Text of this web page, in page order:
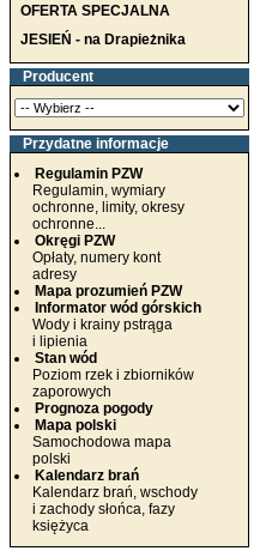
OFERTA SPECJALNA
JESIEŃ - na Drapieżnika
Producent
Przydatne informacje
Regulamin PZW
Regulamin, wymiary
ochronne, limity, okresy
ochronne...
Okręgi PZW
Opłaty, numery kont
adresy
Mapa prozumień PZW
Informator wód górskich
Wody i krainy pstrąga
i lipienia
Stan wód
Poziom rzek i zbiorników
zaporowych
Prognoza pogody
Mapa polski
Samochodowa mapa
polski
Kalendarz brań
Kalendarz brań, wschody
i zachody słońca, fazy
księżyca